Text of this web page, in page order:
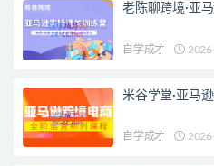
老陈聊跨境·亚
自学成才
米谷学堂·亚马
自学成才